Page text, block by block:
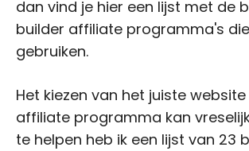
dan vind je hier een lijst met de
builder affiliate programma's
gebruiken.
Het kiezen van het juiste
affiliate programma kan
te helpen heb ik een lijst van 23